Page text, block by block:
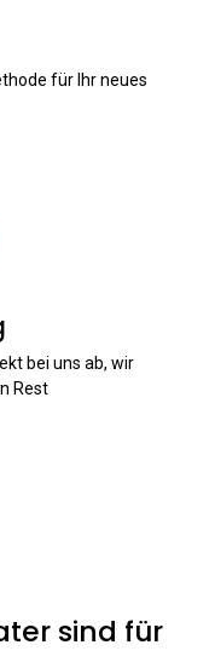
für Ihr neues
bei uns ab, wir
Rest
sind für